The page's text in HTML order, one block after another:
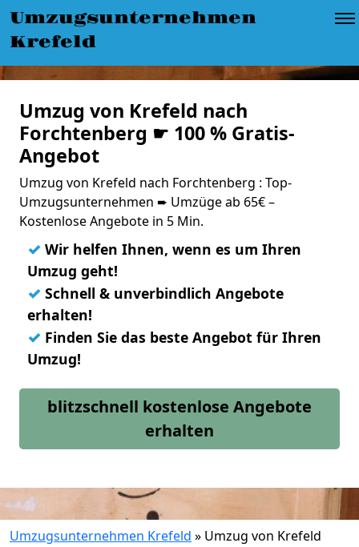
Umzugsunternehmen
Krefeld
Umzug von Krefeld nach
Forchtenberg ☛ 100 % Gratis-
Angebot
Umzug von Krefeld nach Forchtenberg : Top-
Umzugsunternehmen ➨ Umzüge ab 65€ –
Kostenlose Angebote in 5 Min.
✓ Wir helfen Ihnen, wenn es um Ihren
Umzug geht!
✓ Schnell & unverbindlich Angebote
erhalten!
✓ Finden Sie das beste Angebot für Ihren
Umzug!
blitzschnell kostenlose Angebote
erhalten
Umzugsunternehmen Krefeld » Umzug von Krefeld